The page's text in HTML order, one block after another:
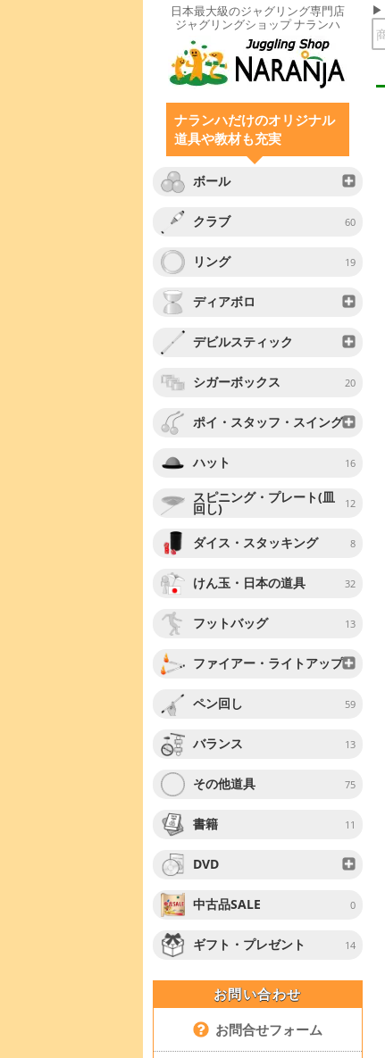
日本最大級のジャグリング専門店
ジャグリングショップ ナランハ
ナランハだけのオリジナル
道具や教材も充実
ボール
クラブ 60
リング 19
ディアボロ
デビルスティック
シガーボックス 20
ポイ・スタッフ・スイング
ハット 16
スピニング・プレート(皿
回し) 12
ダイス・スタッキング 8
けん玉・日本の道具 32
フットバッグ 13
ファイアー・ライトアップ
ペン回し 59
バランス 13
その他道具 75
書籍 11
DVD
中古品SALE 0
ギフト・プレゼント 14
お問い合わせ
お問合せフォーム